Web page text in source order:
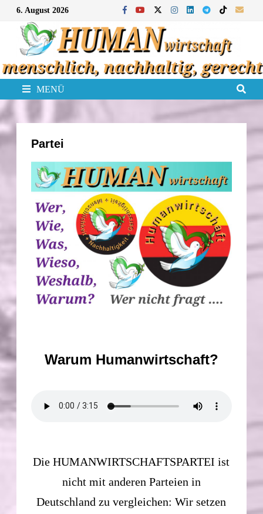
Zum
Inhalt
springen
6. August 2026
MENÜ
Partei
Warum Humanwirtschaft?
Die HUMANWIRTSCHAFTSPARTEI ist
nicht mit anderen Parteien in
Deutschland zu vergleichen: Wir setzen